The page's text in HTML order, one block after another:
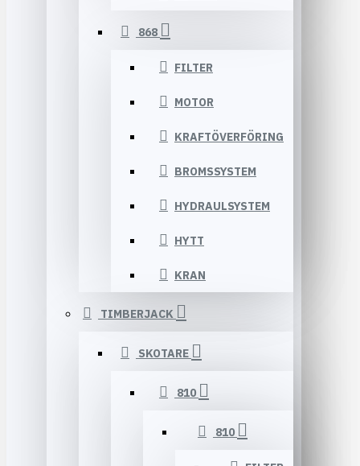
868
FILTER
MOTOR
KRAFTÖVERFÖRING
BROMSSYSTEM
HYDRAULSYSTEM
HYTT
KRAN
TIMBERJACK
SKOTARE
810
810